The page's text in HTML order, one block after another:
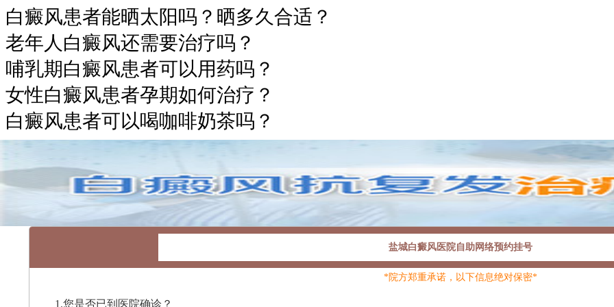
白癜风患者能晒太阳吗？晒多久合适？
老年人白癜风还需要治疗吗？
哺乳期白癜风患者可以用药吗？
女性白癜风患者孕期如何治疗？
白癜风患者可以喝咖啡奶茶吗？
盐城白癜风医院自助网络预约挂号
*院方郑重承诺，以下信息绝对保密*
1.您是否已到医院确诊？